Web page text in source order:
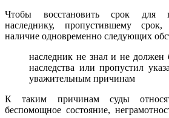
Чтобы восстановить срок для
наследнику, пропустившему срок,
наличие одновременно следующих
наследник не знал и не должен
наследства или пропустил
уважительным причинам
К таким причинам суды
беспомощное состояние,